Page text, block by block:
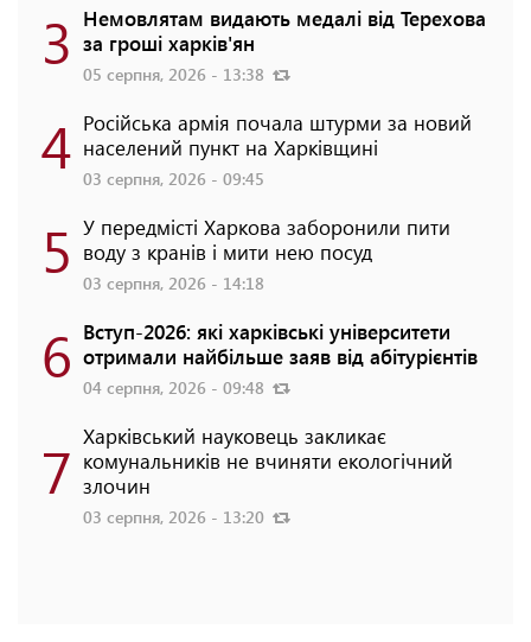
3 Немовлятам видають медалі від Терехова
за гроші харків'ян
05 серпня, 2026 - 13:38
4 Російська армія почала штурми за новий
населений пункт на Харківщині
03 серпня, 2026 - 09:45
5 У передмісті Харкова заборонили пити
воду з кранів і мити нею посуд
03 серпня, 2026 - 14:18
6 Вступ-2026: які харківські університети
отримали найбільше заяв від абітурієнтів
04 серпня, 2026 - 09:48
7 Харківський науковець закликає
комунальників не вчиняти екологічний
злочин
03 серпня, 2026 - 13:20